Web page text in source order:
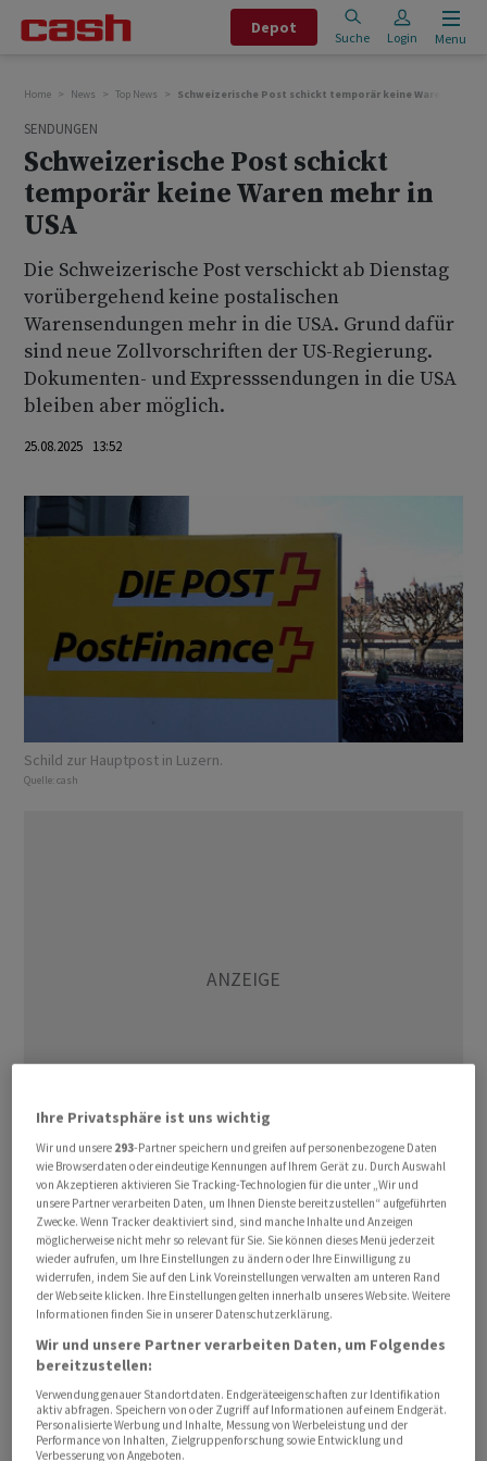
Depot
Suche Login Menu
Home News Top News Schweizerische Post schickt temporär keine Waren mehr in
SENDUNGEN
Schweizerische Post schickt
temporär keine Waren mehr in
USA
Die Schweizerische Post verschickt ab Dienstag
vorübergehend keine postalischen
Warensendungen mehr in die USA. Grund dafür
sind neue Zollvorschriften der US-Regierung.
Dokumenten- und Expresssendungen in die USA
bleiben aber möglich.
25.08.2025 13:52
Schild zur Hauptpost in Luzern.
Quelle: cash
Die US-Regierung habe beschlossen, die bisher gültige
Freigrenze von 800 US-Dollar bei der Einfuhr von Waren
per 29. August aufzuheben, teilte die Schweizerische
Post am Montag mit. Ohne diese Freigrenze müsse jede
Warensendung - egal wie klein und mit welchem Wert -
beim US-Zoll angemeldet und verzollt werden.
Ausserdem hätten die USA sehr kurzfristig neue
Vorschriften zur Abwicklung der Verzollung eingeführt.
Diese unterschieden sich stark von den bisherigen
Regelungen des Weltpostvereins. Neu müssten
Ihre Privatsphäre ist uns wichtig
Wir und unsere 293-Partner speichern und greifen auf personenbezogene Daten
wie Browserdaten oder eindeutige Kennungen auf Ihrem Gerät zu. Durch Auswahl
von Akzeptieren aktivieren Sie Tracking-Technologien für die unter „Wir und
unsere Partner verarbeiten Daten, um Ihnen Dienste bereitzustellen“ aufgeführten
Zwecke. Wenn Tracker deaktiviert sind, sind manche Inhalte und Anzeigen
möglicherweise nicht mehr so relevant für Sie. Sie können dieses Menü jederzeit
wieder aufrufen, um Ihre Einstellungen zu ändern oder Ihre Einwilligung zu
widerrufen, indem Sie auf den Link Voreinstellungen verwalten am unteren Rand
der Webseite klicken. Ihre Einstellungen gelten innerhalb unseres Website. Weitere
Informationen finden Sie in unserer Datenschutzerklärung.
Wir und unsere Partner verarbeiten Daten, um Folgendes
bereitzustellen:
Verwendung genauer Standortdaten. Endgeräteeigenschaften zur Identifikation
aktiv abfragen. Speichern von oder Zugriff auf Informationen auf einem Endgerät.
Personalisierte Werbung und Inhalte, Messung von Werbeleistung und der
Performance von Inhalten, Zielgruppenforschung sowie Entwicklung und
Verbesserung von Angeboten.